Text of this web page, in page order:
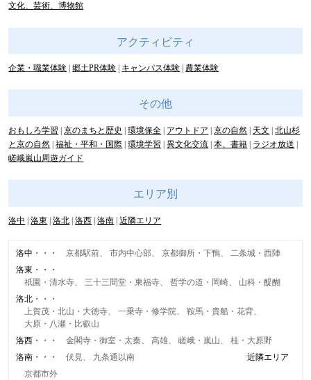
文化、芸術、博物館
アクティビティ
企業・職業体験 郷土PR体験 キャンパス体験 農業体験
その他
おもしろ学習 京のまちと歴史 環境保全 アウトドア 京の自然 天文
北山杉
と京の自然 福祉・平和・国際 環境学習 異文化交流 本、書籍
ラジオ放送
嵯峨嵐山周遊ガイド
エリア別
洛中 洛東 洛北 洛西 洛南 近隣エリア
洛中 京都駅前 市内中心部 京都御所・下鴨
二条城・西陣
洛東
祇園・清水寺
三十三間堂・東福寺 哲学の道・岡崎
山科・醍醐
洛北
上賀茂・北山・大徳寺
一乗寺・修学院
鞍馬・貴船・花背
大原・八瀬・比叡山
洛西
金閣寺・御室・太秦 高雄 嵯峨・嵐山
桂・大原野
洛南
伏見 九条通以南
近隣エリア
京都市外